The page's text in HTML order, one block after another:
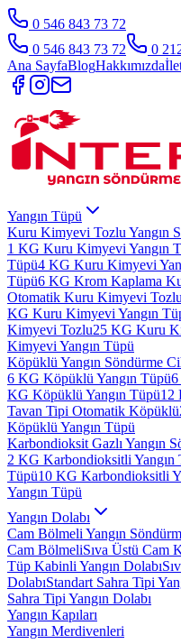
0 546 843 73 72
0 546 843 73 72
0
Ana SayfaBlogHakkımızda
Yangın Tüpü
Kuru Kimyevi Tozlu Yangın
1 KG Kuru Kimyevi Yangın
Tüpü4 KG Kuru Kimyevi
Tüpü6 KG Krom Kaplama
Otomatik Kuru Kimyevi Tozlu
KG Kuru Kimyevi Yangın
Kimyevi Tozlu25 KG Kuru
Kimyevi Yangın Tüpü
Köpüklü Yangın Söndürme
6 KG Köpüklü Yangın Tüpü6
KG Köpüklü Yangın Tüpü12
Tavan Tipi Otomatik Köpüklü
Köpüklü Yangın Tüpü
Karbondioksit Gazlı Yangın
2 KG Karbondioksitli Yangın
Tüpü10 KG Karbondioksitli
Yangın Tüpü
Yangın Dolabı
Cam Bölmeli Yangın
Cam BölmeliSıva Üstü Cam
Tüp Kabinli Yangın Dolabı
DolabıStandart Sahra Tipi
Sahra Tipi Yangın Dolabı
Yangın Kapıları
Yangın Merdivenleri